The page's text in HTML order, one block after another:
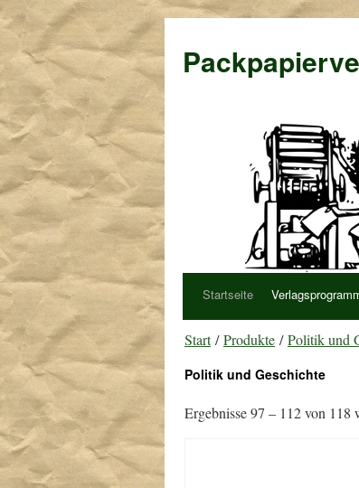
Startseite
Start/Produkte /Politik und
Politik und Geschichte
Ergebnisse 97 – 112 von 118